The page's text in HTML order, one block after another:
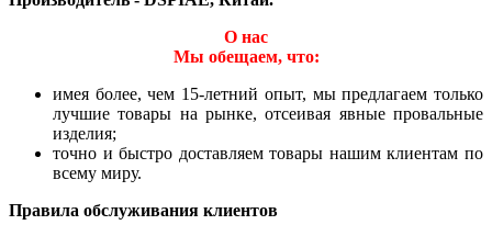
О нас
Мы обещаем, что:
имея более, чем 15-летний опыт, мы предлагаем только
лучшие товары на рынке, отсеивая явные провальные
изделия;
точно и быстро доставляем товары нашим клиентам по
всему миру.
Правила обслуживания клиентов